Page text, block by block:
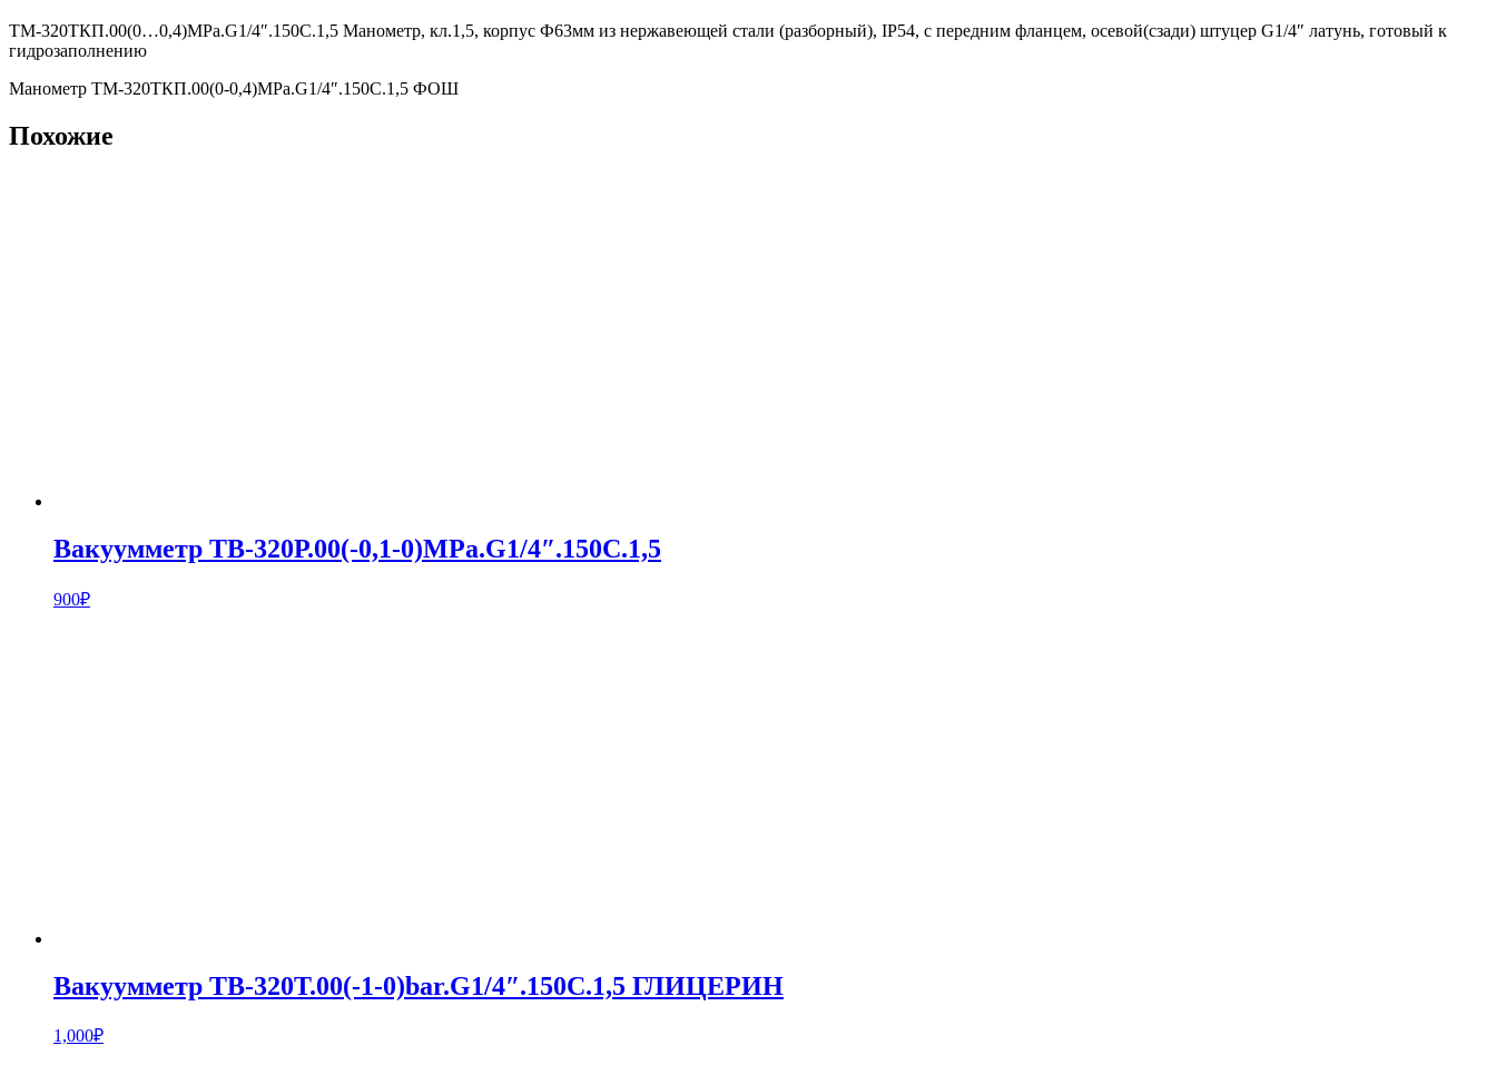
ТМ-320ТКП.00(0…0,4)MPa.G1/4″.150С.1,5 Манометр, кл.1,5, корпус Ф63мм из нержавеющей стали (разборный), IP54, с передним фланцем, осевой(сзади) штуцер G1/4″ латунь, готовый к
гидрозаполнению
Манометр ТМ-320ТКП.00(0-0,4)MPa.G1/4″.150С.1,5 ФОШ
Похожие
Вакуумметр ТВ-320Р.00(-0,1-0)MPa.G1/4″.150С.1,5
900₽
Вакуумметр ТВ-320Т.00(-1-0)bar.G1/4″.150С.1,5 ГЛИЦЕРИН
1,000₽